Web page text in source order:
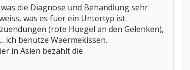
die Diagnose und Behandlung sehr
was es fuer ein Untertyp ist.
(rote Huegel an den Gelenken),
ich benutze Waermekissen.
in Asien bezahlt die